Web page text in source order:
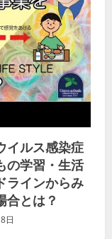
イルス感染症
の学習・生活
ラインからみ
合とは？
日